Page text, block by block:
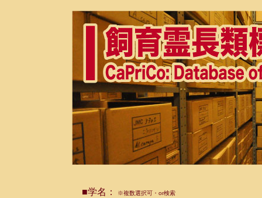
■学名： ※複数選択可・or検索